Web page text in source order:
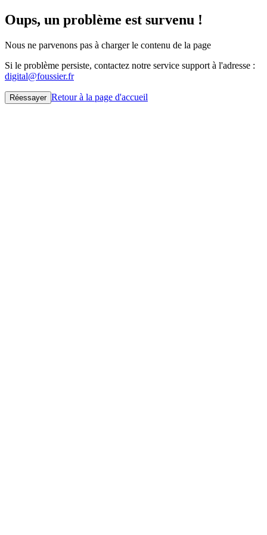
Oups, un problème est survenu !
Nous ne parvenons pas à charger le contenu de la page
Si le problème persiste, contactez notre service support à l'adresse :
digital@foussier.fr
Réessayer Retour à la page d'accueil